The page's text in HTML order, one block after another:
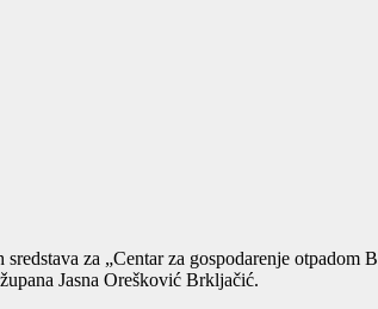
za „Centar za gospodarenje otpadom
Jasna Orešković Brkljačić.